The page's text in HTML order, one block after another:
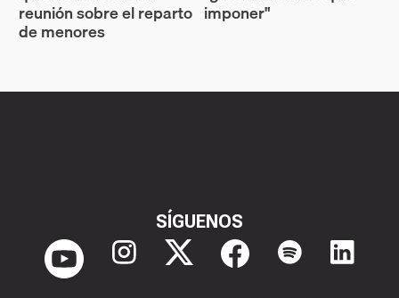
reunión sobre el reparto
de menores
imponer"
SÍGUENOS